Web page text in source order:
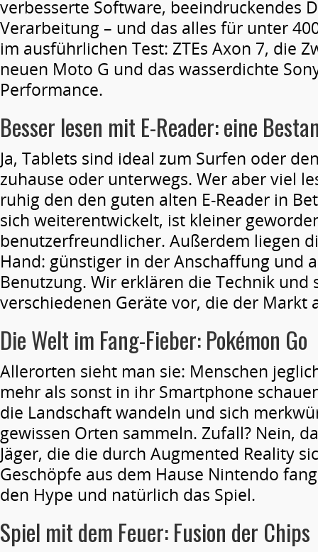
verbesserte Software, beeindruckendes
Verarbeitung – und das alles für unter
im ausführlichen Test: ZTEs Axon 7, die
neuen Moto G und das wasserdichte
Performance.
Besser lesen mit E-Reader: eine
Ja, Tablets sind ideal zum Surfen oder
zuhause oder unterwegs. Wer aber viel
ruhig den den guten alten E-Reader in
sich weiterentwickelt, ist kleiner
benutzerfreundlicher. Außerdem liegen
Hand: günstiger in der Anschaffung und
Benutzung. Wir erklären die Technik und
verschiedenen Geräte vor, die der Markt
Die Welt im Fang-Fieber: Pokémon Go
Allerorten sieht man sie: Menschen
mehr als sonst in ihr Smartphone
die Landschaft wandeln und sich
gewissen Orten sammeln. Zufall? Nein,
Jäger, die die durch Augmented Reality
Geschöpfe aus dem Hause Nintendo
den Hype und natürlich das Spiel.
Spiel mit dem Feuer: Fusion der Chips